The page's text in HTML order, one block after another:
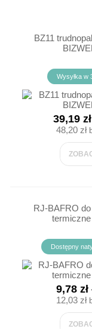
BZ11
Wysyłka w
39,19 zł
48,20 zł
RJ-BAFRO
Dostępny
9,78 zł
12,03 zł